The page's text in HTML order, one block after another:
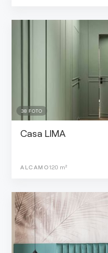
38 FOTO
Casa LIMA
ALCAMO120 m²